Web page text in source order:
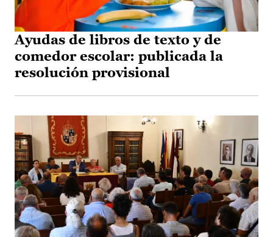
Ayudas de libros de texto y de
comedor escolar: publicada la
resolución provisional